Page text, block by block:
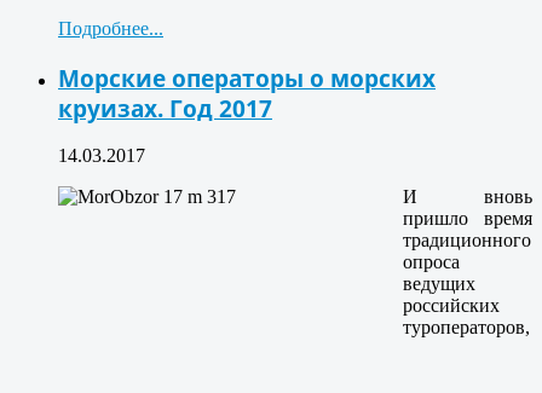
Подробнее...
Морские операторы о морских
круизах. Год 2017
14.03.2017
И вновь
пришло время
традиционного
опроса
ведущих
российских
туроператоров,